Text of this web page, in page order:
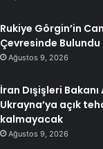
Rukiye Görgin’in
Çevresinde Bulundu
Ağustos 9, 2026
İran Dışişleri
Ukrayna’ya açık
kalmayacak
Ağustos 9, 2026